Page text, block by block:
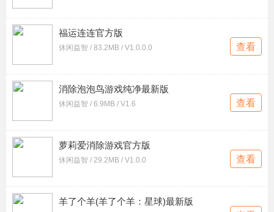
福运连连官方版
休闲益智 / 83.2MB / V1.0.0.0 查看
消除泡泡鸟游戏纯净最新版
休闲益智 / 6.9MB / V1.6 查看
萝莉爱消除游戏官方版
休闲益智 / 29.2MB / V1.0.0 查看
羊了个羊(羊了个羊：星球)最新版